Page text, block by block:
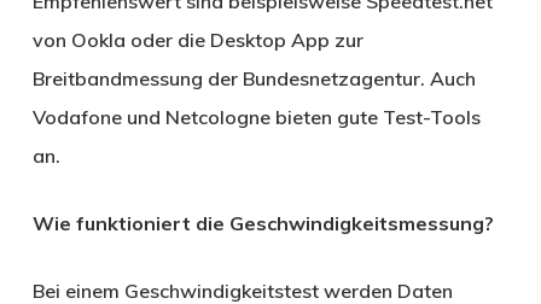
von Ookla oder die Desktop App zur
Breitbandmessung der Bundesnetzagentur. Auch
Vodafone und Netcologne bieten gute Test-Tools
an.
Wie funktioniert die Geschwindigkeitsmessung?
Bei einem Geschwindigkeitstest werden Daten